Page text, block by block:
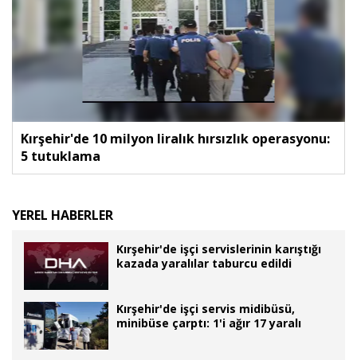
Kırşehir'de 10 milyon liralık hırsızlık operasyonu:
5 tutuklama
YEREL HABERLER
Kırşehir'de işçi servislerinin karıştığı
kazada yaralılar taburcu edildi
Kırşehir'de işçi servis midibüsü,
minibüse çarptı: 1'i ağır 17 yaralı